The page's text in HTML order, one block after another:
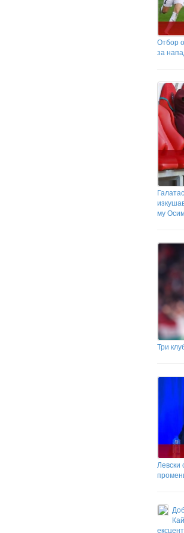
Отбор
за
му
Три
Левски